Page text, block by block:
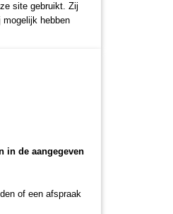
site gebruikt. Zij
mogelijk hebben
in de aangegeven
of een afspraak